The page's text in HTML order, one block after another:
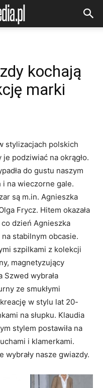
kochają
marki
stylizacjach polskich
podziwiać na okrągło.
do gustu naszym
i na wieczorne gale.
są m.in. Agnieszka
Frycz. Hitem okazała
dzień Agnieszka
stabilnym obcasie.
szpilkami z kolekcji
magnetyzujący
Szwed wybrała
ze smukłymi
w stylu lat 20-
na słupku. Klaudia
stylem postawiła na
i klamerkami.
wybrały nasze gwiazdy.